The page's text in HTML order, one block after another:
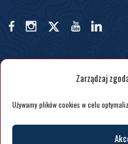
Zarządzaj
Używamy plików cookies w celu